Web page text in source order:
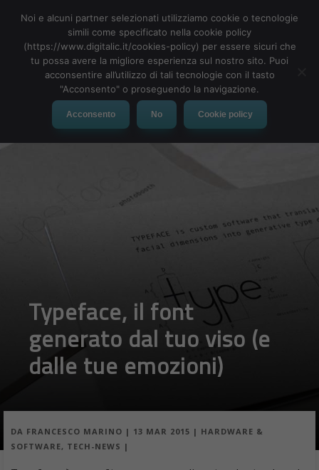
MENU
Typeface, il font
generato dal tuo viso (e
dalle tue emozioni)
DA FRANCESCO MARINO | 13 MAR 2015 | HARDWARE &
SOFTWARE, TECH-NEWS |
Noi e alcuni partner selezionati utilizziamo cookie o tecnologie
simili come specificato nella cookie policy
(https://www.digitalic.it/cookies-policy) per essere sicuri che
tu possa avere la migliore esperienza sul nostro sito. Puoi
acconsentire all’utilizzo di tali tecnologie con il tasto
"Acconsento" o proseguendo la navigazione.
Acconsento No Cookie policy